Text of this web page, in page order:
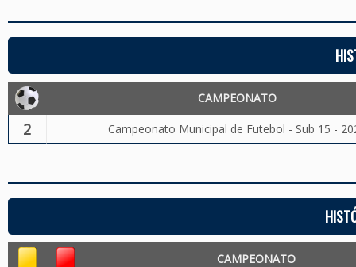
CAMPEONATO
2 Campeonato Municipal de Futebol - Sub 15 -
CAMPEONATO